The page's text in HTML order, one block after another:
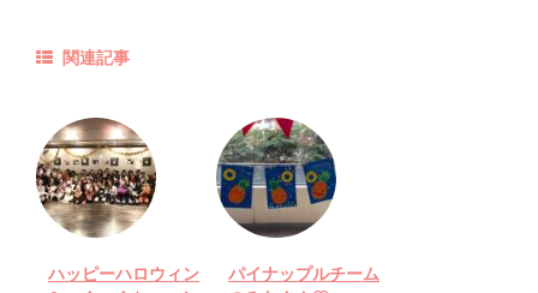
関連記事
ハッピーハロウィン
パイナップルチーム